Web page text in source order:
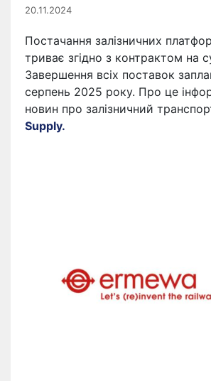
20.11.2024
Постачання залізничних
триває згідно з контрактом на
Завершення всіх поставок
серпень 2025 року. Про це
новин про залізничний
Supply.